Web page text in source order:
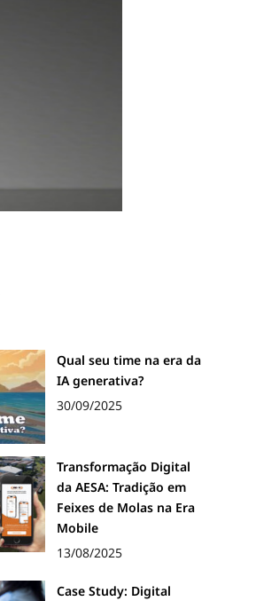
Qual seu time na era da
IA generativa?
30/09/2025
Transformação Digital
da AESA: Tradição em
Feixes de Molas na Era
Mobile
13/08/2025
Case Study: Digital